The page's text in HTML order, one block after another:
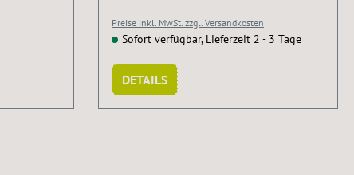
Preise inkl. MwSt. zzgl. Versandkosten
Sofort verfügbar, Lieferzeit 2 - 3 Tage
DETAILS